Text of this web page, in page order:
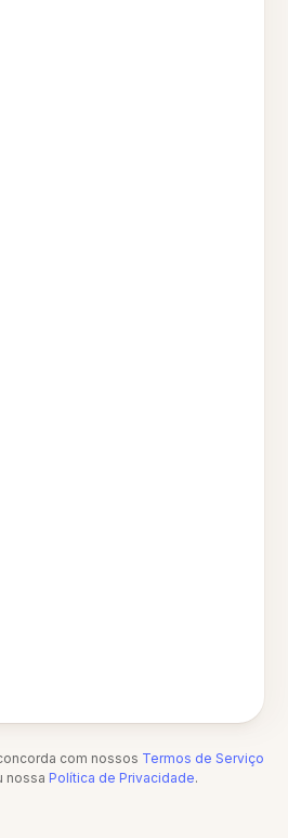
com nossos Termos de Serviço
nossa Política de Privacidade.